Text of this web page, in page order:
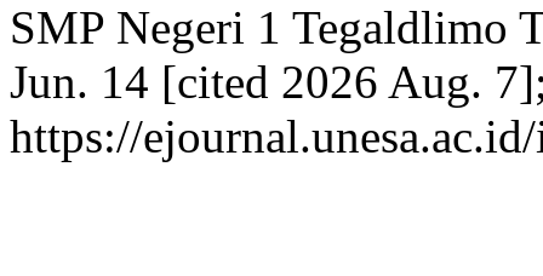
SMP Negeri 1 Tegaldlimo
Jun. 14 [cited 2026 Aug.
https://